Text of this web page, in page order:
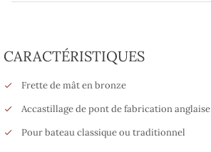
CARACTÉRISTIQUES
Frette de mât en bronze
Accastillage de pont de fabrication anglaise
Pour bateau classique ou traditionnel